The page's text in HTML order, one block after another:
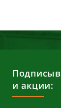
и акции: